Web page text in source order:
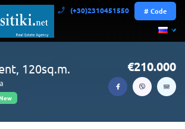
(+30)2310451550 # Code
120sq.m. 210.000